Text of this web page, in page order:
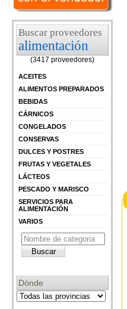
Buscar proveedores
alimentación
(3417 proveedores)
ACEITES
ALIMENTOS PREPARADOS
BEBIDAS
CÁRNICOS
CONGELADOS
CONSERVAS
DULCES Y POSTRES
FRUTAS Y VEGETALES
LÁCTEOS
PESCADO Y MARISCO
SERVICIOS PARA
ALIMENTACIÓN
VARIOS
Dónde